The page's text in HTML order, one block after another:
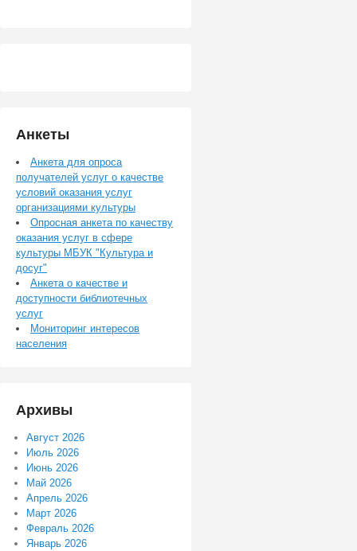
Анкеты
Анкета для опроса
получателей услуг о качестве
условий оказания услуг
организациями культуры
Опросная анкета по качеству
оказания услуг в сфере
культуры МБУК "Культура и
досуг"
Анкета о качестве и
доступности библиотечных
услуг
Мониторинг интересов
населения
Архивы
Август 2026
Июль 2026
Июнь 2026
Май 2026
Апрель 2026
Март 2026
Февраль 2026
Январь 2026